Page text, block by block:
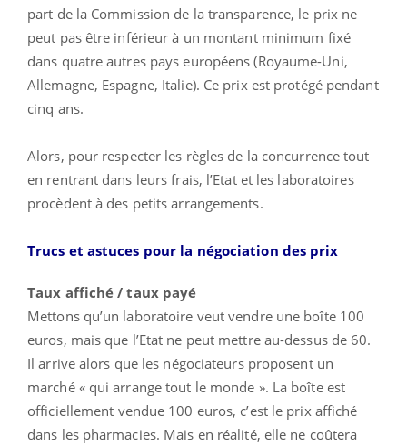
part de la Commission de la transparence, le prix ne
peut pas être inférieur à un montant minimum fixé
dans quatre autres pays européens (Royaume-Uni,
Allemagne, Espagne, Italie). Ce prix est protégé pendant
cinq ans.
Alors, pour respecter les règles de la concurrence tout
en rentrant dans leurs frais, l’Etat et les laboratoires
procèdent à des petits arrangements.
Trucs et astuces pour la négociation des prix
Taux affiché / taux payé
Mettons qu’un laboratoire veut vendre une boîte 100
euros, mais que l’Etat ne peut mettre au-dessus de 60.
Il arrive alors que les négociateurs proposent un
marché « qui arrange tout le monde ». La boîte est
officiellement vendue 100 euros, c’est le prix affiché
dans les pharmacies. Mais en réalité, elle ne coûtera